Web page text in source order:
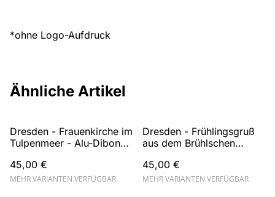
*ohne Logo-Aufdruck
Ähnliche Artikel
Dresden - Frauenkirche im
Tulpenmeer - Alu-Dibond
45,00 €
MEHR VARIANTEN VERFÜGBAR
Dresden - Frühlingsgruß
aus dem Brühlschen
Wandbild
45,00 €
MEHR VARIANTEN VERFÜGBAR